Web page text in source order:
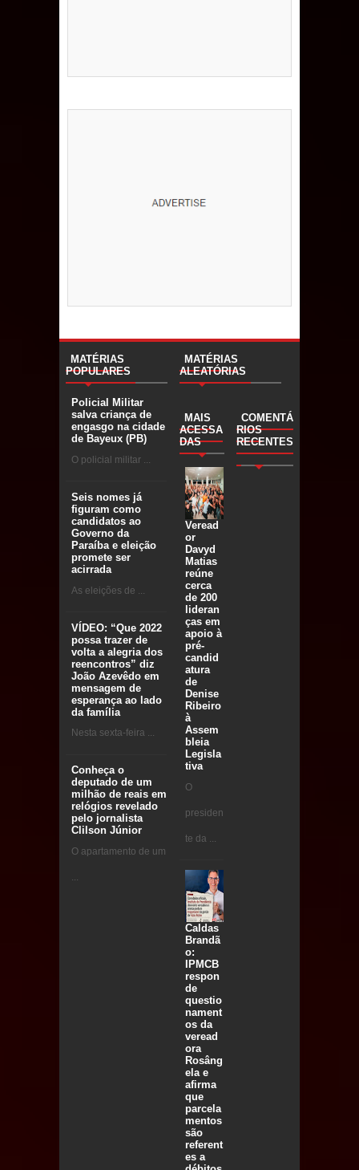
MATÉRIAS
POPULARES
Policial Militar
salva criança de
engasgo na cidade
de Bayeux (PB)
O policial militar ...
Seis nomes já
figuram como
candidatos ao
Governo da
Paraíba e eleição
promete ser
acirrada
As eleições de ...
VÍDEO: “Que 2022
possa trazer de
volta a alegria dos
reencontros” diz
João Azevêdo em
mensagem de
esperança ao lado
da família
Nesta sexta-feira ...
Conheça o
deputado de um
milhão de reais em
relógios revelado
pelo jornalista
Clilson Júnior
O apartamento de um
...
MATÉRIAS
ALEATÓRIAS
MAIS
ACESSA
DAS
Veread
or
Davyd
Matias
reúne
cerca
de 200
lideran
ças em
apoio à
pré-
candid
atura
de
Denise
Ribeiro
à
Assem
bleia
Legisla
tiva
O
presiden
te da ...
Caldas
Brandã
o:
IPMCB
respon
de
questio
nament
os da
veread
ora
Rosâng
ela e
afirma
que
parcela
mentos
são
referent
es a
COMENTÁ
RIOS
RECENTES